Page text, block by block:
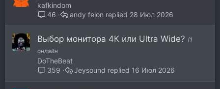
kafkindom
46
28 Июл 2026
andy felon
Выбор монитора 4К или Ultra Wide? (1
онлайн
DoTheBeat
359
16 Июл 2026
Jeysound